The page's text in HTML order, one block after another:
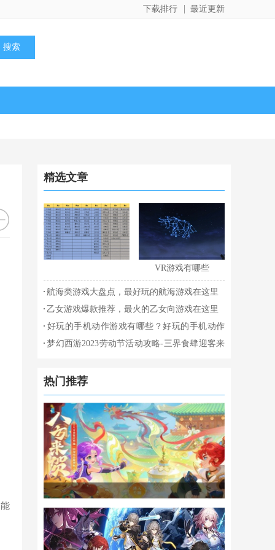
最近更新
下载排行
精选文章
VR游戏有哪些
航海类游戏大盘点，最好玩的航海游戏在这里
乙女游戏爆款推荐，最火的乙女向游戏在这里
好玩的手机动作游戏有哪些？好玩的手机动作
游戏推荐
梦幻西游2023劳动节活动攻略-三界食肆迎客来
热门推荐